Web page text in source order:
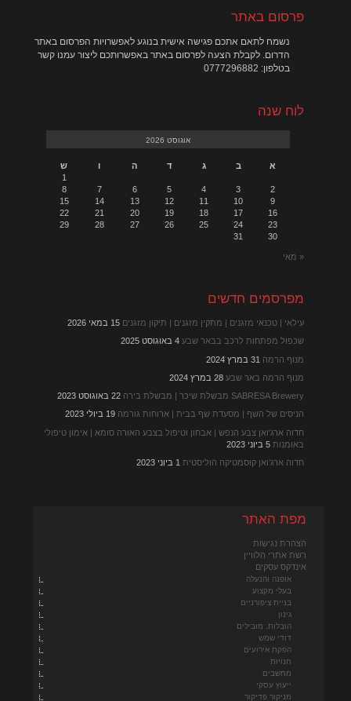
פרסום באתר
נשמח לתאם אתכם פגישה אישית בנוגע לאפשרויות הפרסום באתר
הדרום. לקבלת הצעה לפרסום באתר באפשרותכם ליצור עמנו קשר
בטלפון: 0777296882
לוח שנה
אוגוסט 2026
א ב ג ד ה ו
ש
1
2
3
4
5
6
7
8
9
10
11
12
13
14
15
16
17
18
19
20
21
22
23
24
25
26
27
28
29
30
31
« מאי
מפרסמים חדשים
עילאי | טכנאי מזגנים | מתקין מזגנים | תיקון מזגנים 15 במאי 2026
שכפול מפתחות לרכב בבאר שבע 4 באוגוסט 2025
מנוף הרמה 31 במרץ 2024
מנוף הרמה באר שבע 28 במרץ 2024
SABRESA Brewery מבשלת שיכר | מבשלת בירה
22 באוגוסט 2023
הניסים של השף | מסעדת שף בבית | ארוחות גורמה 19 ביולי 2023
חדוה ארג'ואן צבע הנפש | אבחון וטיפול בצבע האורה סומא | אימון טיפולי
באומנות 5 ביוני 2023
חדוה ארג’ואן קוסמטיקה הוליסטית 1 ביוני 2023
מפת האתר
הצהרת נגישות
רשת אתרי הלוויין
אינדקס עסקים
אופנה והנעלה
בעלי מקצוע
בניית ציפורניים
גינון
הובלות, מובילים
דודי שמש
הפקת אירועים
חנויות
מחשבים
ייעוץ עסקי
מניקור פדיקור